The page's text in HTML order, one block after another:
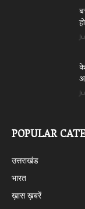
POPULAR
उत्तराखंड
भारत
ख़ास ख़बरें